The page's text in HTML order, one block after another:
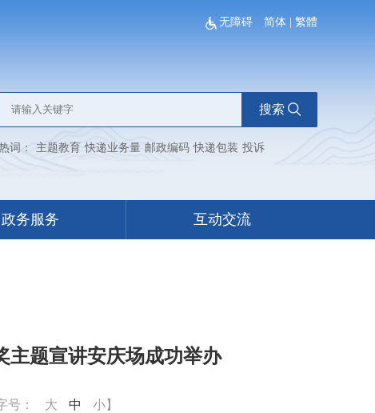
无障碍 简体 繁體
搜索
词： 主题教育 快递业务量 邮政编码 快递包装 投诉
政务服务 互动交流
主题宣讲安庆场成功举办
号： 大 中 小】